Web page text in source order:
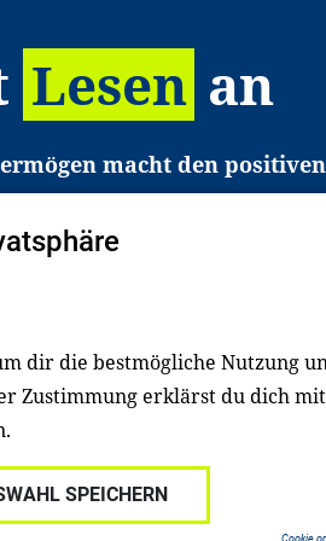
Lesen an
macht den
und einem
aber große
an Erzieher*innen,
wir eng mit Ministerien,
anderen Stiftungen
Spenden Für Familien
Engagierte
dir die bestmögliche Nutzung
Zustimmung erklärst du dich
SPEICHERN
Cookie